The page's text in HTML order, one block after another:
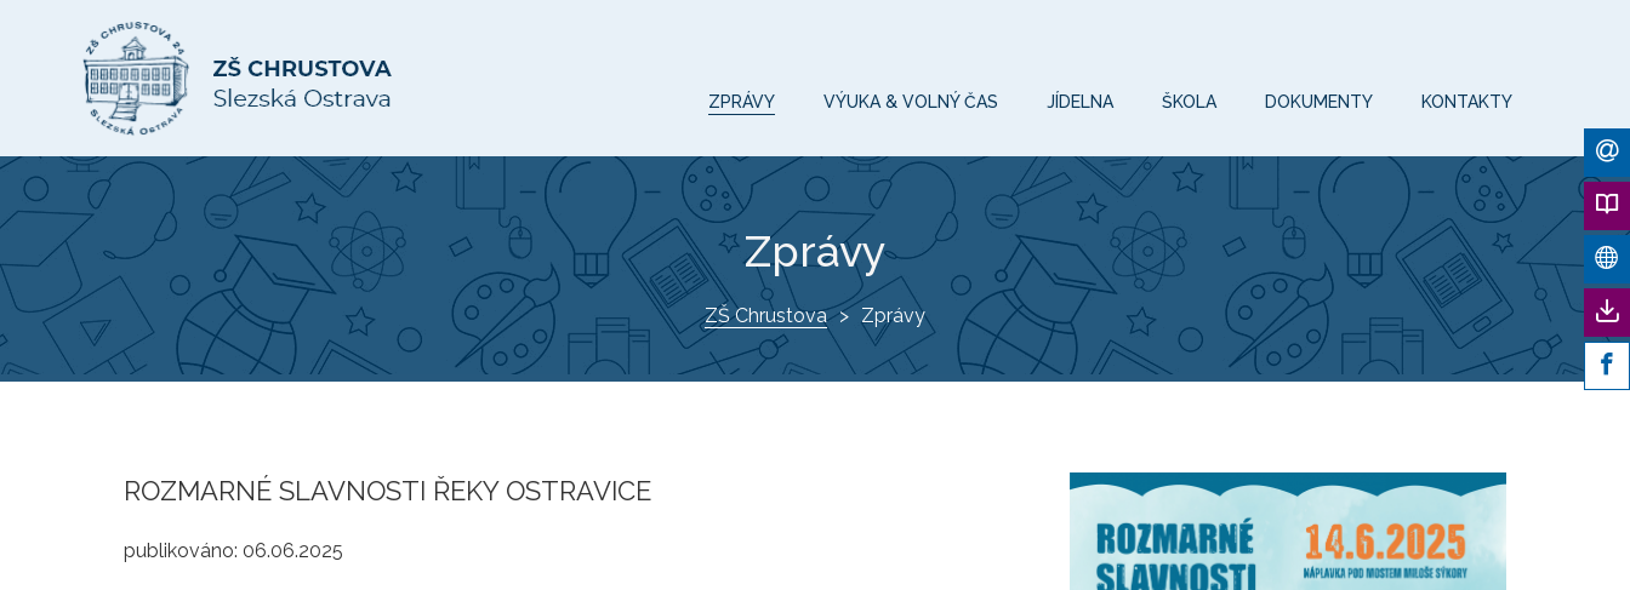
ZPRÁVY VÝUKA & VOLNÝ ČAS JÍDELNA ŠKOLA DOKUMENTY KONTAKTY
Zprávy
ZŠ Chrustova Zprávy
ROZMARNÉ SLAVNOSTI ŘEKY OSTRAVICE
publikováno: 06.06.2025